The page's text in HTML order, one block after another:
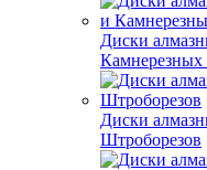
Диски
Камнерезных
Диски
Штроборезов